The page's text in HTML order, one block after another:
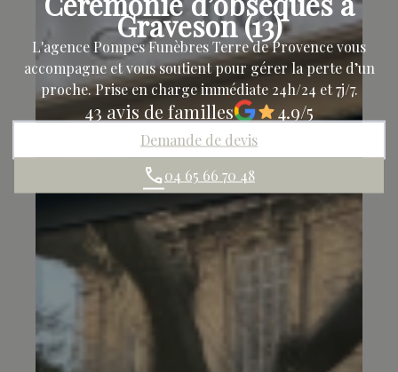
Graveson (13)
L'agence Pompes Funèbres Terre de Provence vous
accompagne et vous soutient pour gérer la perte d’un
proche. Prise en charge immédiate 24h/24 et 7j/7.
43 avis de familles 4.9/5
Demande de devis
04 65 66 70 48